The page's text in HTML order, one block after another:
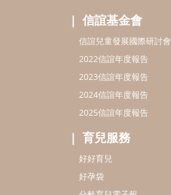
信誼基金會
信誼兒童發展國際研討會
2022信誼年度報告
2023信誼年度報告
2024信誼年度報告
2025信誼年度報告
育兒服務
好好育兒
好孕袋